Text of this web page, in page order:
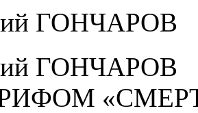
ГОНЧАРОВ
ГОНЧАРОВ